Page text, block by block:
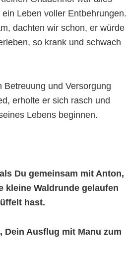
Leben voller Entbehrungen.
dachten wir schon, er würde
so krank und schwach
und Versorgung
erholte er sich rasch und
Lebens beginnen.
Du gemeinsam mit Anton,
kleine Waldrunde gelaufen
hast.
Dein Ausflug mit Manu zum